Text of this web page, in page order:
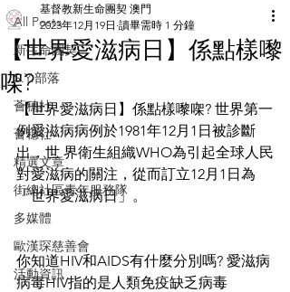
All Posts
新生命團契
S.Y.部落
薈穗社
薈穗社
精選文章
街總社區青年服務隊
多媒體
歐漢琛慈善會
活動資訊
【世界愛滋病日】係點樣嚟
㗎?
基督教新生命團契 澳門
2023年12月19日 讀畢需時 1 分鐘
【世界愛滋病日】係點樣嚟㗎? 世界第一
例愛滋病病例於1981年12月1日被診斷
出，世 界衛生組織WHO為引起全球人民
對愛滋病的關注，從而訂立12月1日為
「世界愛滋病日」。
你知道HIV和AIDS有什麼分別嗎? 愛滋病
病毒HIV指的是人類免疫缺乏病毒